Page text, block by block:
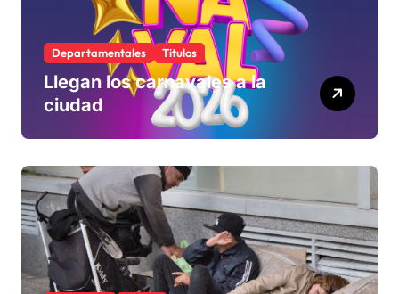
Departamentales Titulos
Llegan los carnavales a la
ciudad